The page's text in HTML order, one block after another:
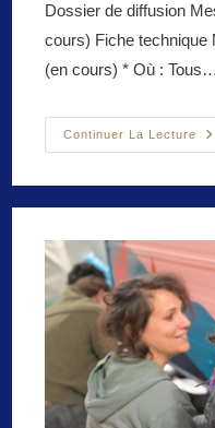
Dossier de diffusion
cours) Fiche technique
(en cours) * Où : Tous…
Continuer La Lecture